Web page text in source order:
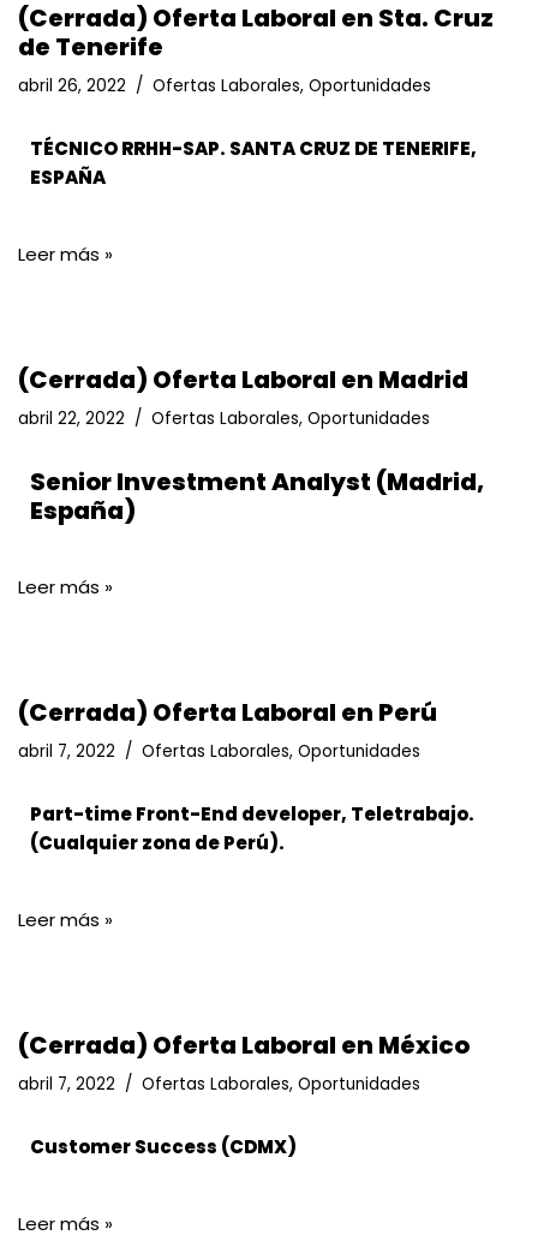
(Cerrada) Oferta Laboral en Sta. Cruz
de Tenerife
abril 26, 2022 Ofertas Laborales, Oportunidades
TÉCNICO RRHH-SAP. SANTA CRUZ DE TENERIFE,
ESPAÑA
Leer más »
(Cerrada) Oferta Laboral en Madrid
abril 22, 2022 Ofertas Laborales, Oportunidades
Senior Investment Analyst (Madrid,
España)
Leer más »
(Cerrada) Oferta Laboral en Perú
abril 7, 2022 Ofertas Laborales, Oportunidades
Part-time Front-End developer, Teletrabajo.
(Cualquier zona dePerú).
Leer más »
(Cerrada) Oferta Laboral en México
abril 7, 2022 Ofertas Laborales, Oportunidades
Customer Success (CDMX)
Leer más »